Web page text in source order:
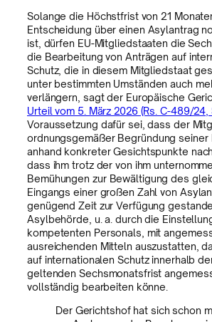
Solange die Höchstfrist von 21
Entscheidung über einen Asylantrag
ist, dürfen EU-Mitgliedstaaten die
die Bearbeitung von Anträgen auf
Schutz, die in diesem Mitgliedstaat
unter bestimmten Umständen auch
verlängern, sagt der Europäische
Urteil vom 5. März 2026 (Rs. C-489/24,
Voraussetzung dafür sei, dass der
ordnungsgemäßer Begründung seiner
anhand konkreter Gesichtspunkte
dass ihm trotz der von ihm
Bemühungen zur Bewältigung des
Eingangs einer großen Zahl von
genügend Zeit zur Verfügung
Asylbehörde, u. a. durch die
kompetenten Personals, mit
ausreichenden Mitteln auszustatten,
auf internationalen Schutz innerhalb
geltenden Sechsmonatsfrist
vollständig bearbeiten könne.
Der Gerichtshof hat sich schon